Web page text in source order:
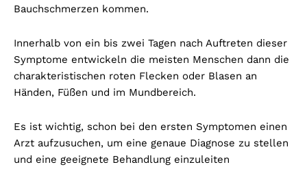
Bauchschmerzen kommen.
Innerhalb von ein bis zwei Tagen nach Auftreten dieser
Symptome entwickeln die meisten Menschen dann die
charakteristischen roten Flecken oder Blasen an
Händen, Füßen und im Mundbereich.
Es ist wichtig, schon bei den ersten Symptomen einen
Arzt aufzusuchen, um eine genaue Diagnose zu stellen
und eine geeignete Behandlung einzuleiten